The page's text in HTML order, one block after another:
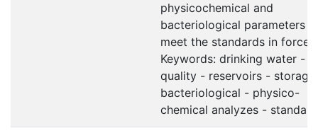
physicochemical and
bacteriological parameters
meet the standards in force.
Keywords: drinking water -
quality - reservoirs -
bacteriological - physico-
chemical analyzes -